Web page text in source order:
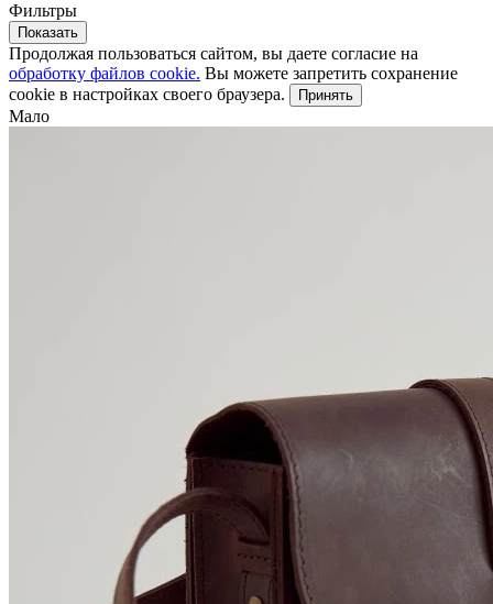
Фильтры
Показать
Продолжая пользоваться сайтом, вы даете согласие на
обработку файлов cookie. Вы можете запретить сохранение
cookie в настройках своего браузера.
Принять
Мало